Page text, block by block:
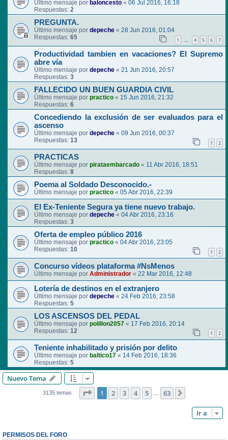
Último mensaje por baloncesto « 06 Jul 2016, 16:18
Respuestas: 2
PREGUNTA.
Último mensaje por depeche « 28 Jun 2016, 01:04
Respuestas: 65 1 … 4 5 6 7
Productividad tambien en vacaciones? El Supremo
abre vía
Último mensaje por depeche « 21 Jun 2016, 20:57
Respuestas: 3
FALLECIDO UN BUEN GUARDIA CIVIL
Último mensaje por practico « 15 Jun 2016, 21:32
Respuestas: 6
Concediendo la exclusión de ser evaluados para el
ascenso
Último mensaje por depeche « 09 Jun 2016, 00:37
Respuestas: 13 1 2
PRACTICAS
Último mensaje por pirataembarcado « 11 Abr 2016, 18:51
Respuestas: 8
Poema al Soldado Desconocido.-
Último mensaje por practico « 05 Abr 2016, 22:39
El Ex-Teniente Segura ya tiene nuevo trabajo.
Último mensaje por depeche « 04 Abr 2016, 23:16
Respuestas: 3
Oferta de empleo público 2016
Último mensaje por practico « 04 Abr 2016, 23:05
Respuestas: 10 1 2
Concurso vídeos plataforma #NsMenos
Último mensaje por Administrador « 22 Mar 2016, 12:48
Lotería de destinos en el extranjero
Último mensaje por depeche « 24 Feb 2016, 23:58
Respuestas: 5
LOS ASCENSOS DEL PEDAL
Último mensaje por polillon2057 « 17 Feb 2016, 20:14
Respuestas: 12 1 2
Teniente inhabilitado y prisión por delito
Último mensaje por baltico17 « 14 Feb 2016, 18:36
Respuestas: 5
Nuevo Tema
3135 temas Página de 63
1 2 3 4 5 63
Ir a
PERMISOS DEL FORO